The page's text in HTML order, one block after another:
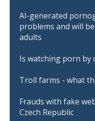
AI-generated
problems and will
adults
Is watching porn by
Troll farms - what
Frauds with fake
Czech Republic